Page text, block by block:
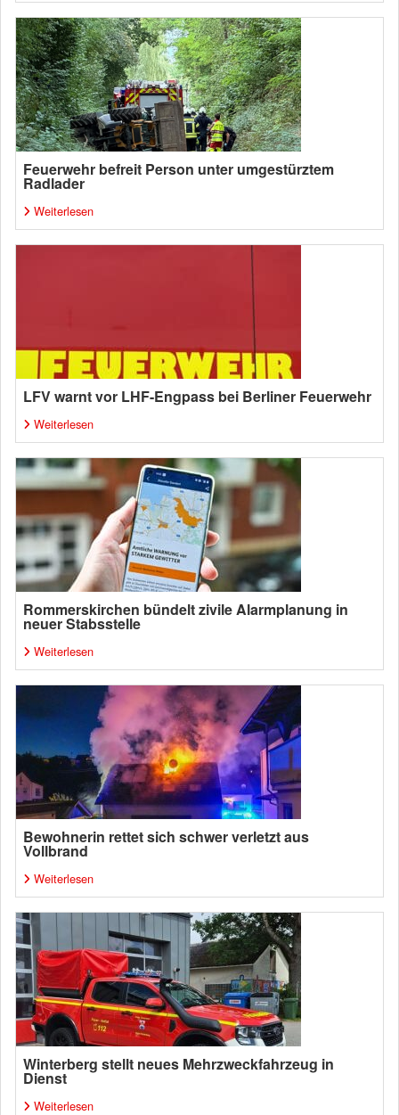
Feuerwehr befreit Person unter umgestürztem
Radlader
Weiterlesen
LFV warnt vor LHF-Engpass bei Berliner Feuerwehr
Weiterlesen
Rommerskirchen bündelt zivile Alarmplanung in
neuer Stabsstelle
Weiterlesen
Bewohnerin rettet sich schwer verletzt aus
Vollbrand
Weiterlesen
Winterberg stellt neues Mehrzweckfahrzeug in
Dienst
Weiterlesen